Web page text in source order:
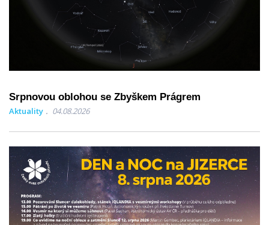
Srpnovou oblohou se Zbyškem Prágrem
Aktuality 04.08.2026